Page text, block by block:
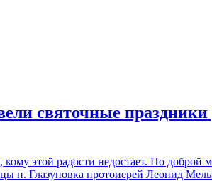
святочные
этой радости недостает. По
п. Глазуновка протоиерей Леонид